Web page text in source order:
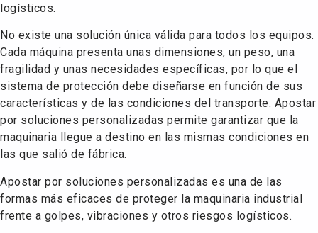
logísticos.
No existe una solución única válida para todos los equipos.
Cada máquina presenta unas dimensiones, un peso, una
fragilidad y unas necesidades específicas, por lo que el
sistema de protección debe diseñarse en función de sus
características y de las condiciones del transporte. Apostar
por soluciones personalizadas permite garantizar que la
maquinaria llegue a destino en las mismas condiciones en
las que salió de fábrica.
Apostar por soluciones personalizadas es una de las
formas más eficaces de proteger la maquinaria industrial
frente a golpes, vibraciones y otros riesgos logísticos.